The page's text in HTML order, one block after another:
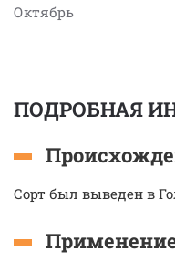
Октябрь
ПОДРОБНАЯ
Сорт был выведен в